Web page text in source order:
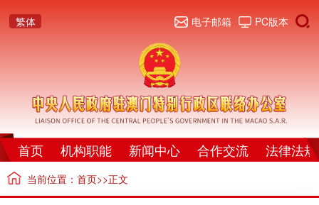
繁体 PC版本
电子邮箱
首页 机构职能 新闻中心 合作交流 法律法规
当前位置： 首页>>正文